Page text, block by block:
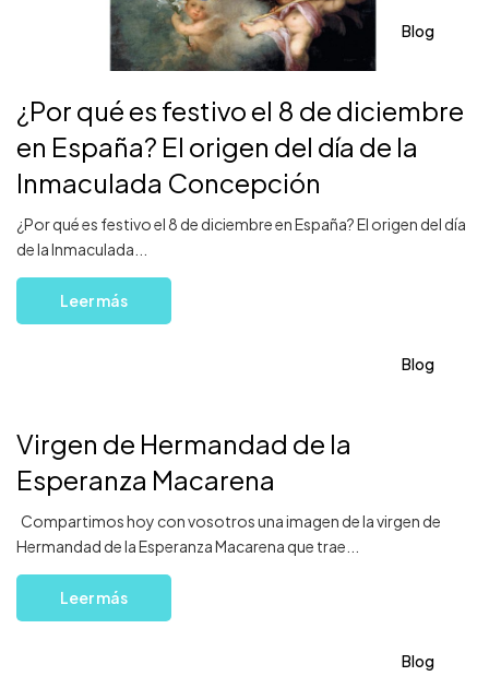
Blog
¿Por qué es festivo el 8 de diciembre
en España? El origen del día de la
Inmaculada Concepción
¿Por qué es festivo el 8 de diciembre en España? El origen del día
de la Inmaculada...
Leer más
Blog
Virgen de Hermandad de la
Esperanza Macarena
Compartimos hoy con vosotros una imagen de la virgen de
Hermandad de la Esperanza Macarena que trae...
Leer más
Blog